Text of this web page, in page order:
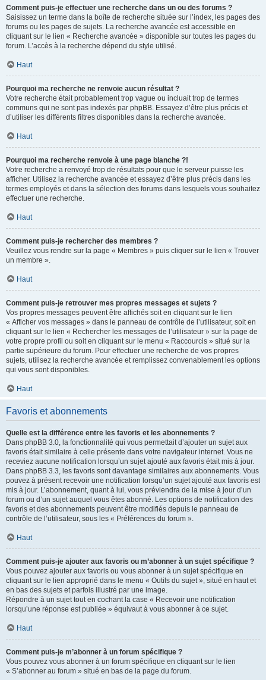
Comment puis-je effectuer une recherche dans un ou des forums ?
Saisissez un terme dans la boîte de recherche située sur l’index, les pages des
forums ou les pages de sujets. La recherche avancée est accessible en
cliquant sur le lien « Recherche avancée » disponible sur toutes les pages du
forum. L’accès à la recherche dépend du style utilisé.
Haut
Pourquoi ma recherche ne renvoie aucun résultat ?
Votre recherche était probablement trop vague ou incluait trop de termes
communs qui ne sont pas indexés par phpBB. Essayez d’être plus précis et
d’utiliser les différents filtres disponibles dans la recherche avancée.
Haut
Pourquoi ma recherche renvoie à une page blanche ?!
Votre recherche a renvoyé trop de résultats pour que le serveur puisse les
afficher. Utilisez la recherche avancée et essayez d’être plus précis dans les
termes employés et dans la sélection des forums dans lesquels vous souhaitez
effectuer une recherche.
Haut
Comment puis-je rechercher des membres ?
Veuillez vous rendre sur la page « Membres » puis cliquer sur le lien « Trouver
un membre ».
Haut
Comment puis-je retrouver mes propres messages et sujets ?
Vos propres messages peuvent être affichés soit en cliquant sur le lien
« Afficher vos messages » dans le panneau de contrôle de l’utilisateur, soit en
cliquant sur le lien « Rechercher les messages de l’utilisateur » sur la page de
votre propre profil ou soit en cliquant sur le menu « Raccourcis » situé sur la
partie supérieure du forum. Pour effectuer une recherche de vos propres
sujets, utilisez la recherche avancée et remplissez convenablement les options
qui vous sont disponibles.
Haut
Favoris et abonnements
Quelle est la différence entre les favoris et les abonnements ?
Dans phpBB 3.0, la fonctionnalité qui vous permettait d’ajouter un sujet aux
favoris était similaire à celle présente dans votre navigateur internet. Vous ne
receviez aucune notification lorsqu’un sujet ajouté aux favoris était mis à jour.
Dans phpBB 3.3, les favoris sont davantage similaires aux abonnements. Vous
pouvez à présent recevoir une notification lorsqu’un sujet ajouté aux favoris est
mis à jour. L’abonnement, quant à lui, vous préviendra de la mise à jour d’un
forum ou d’un sujet auquel vous êtes abonné. Les options de notification des
favoris et des abonnements peuvent être modifiés depuis le panneau de
contrôle de l’utilisateur, sous les « Préférences du forum ».
Haut
Comment puis-je ajouter aux favoris ou m’abonner à un sujet spécifique ?
Vous pouvez ajouter aux favoris ou vous abonner à un sujet spécifique en
cliquant sur le lien approprié dans le menu « Outils du sujet », situé en haut et
en bas des sujets et parfois illustré par une image.
Répondre à un sujet tout en cochant la case « Recevoir une notification
lorsqu’une réponse est publiée » équivaut à vous abonner à ce sujet.
Haut
Comment puis-je m’abonner à un forum spécifique ?
Vous pouvez vous abonner à un forum spécifique en cliquant sur le lien
« S’abonner au forum » situé en bas de la page du forum.